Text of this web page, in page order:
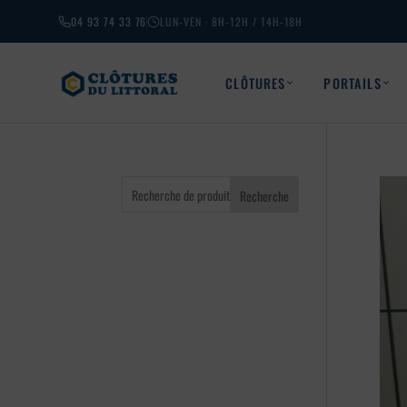
04 93 74 33 76 LUN-VEN · 8H-12H / 14H-18H
CLÔTURES PORTAILS
Recherche